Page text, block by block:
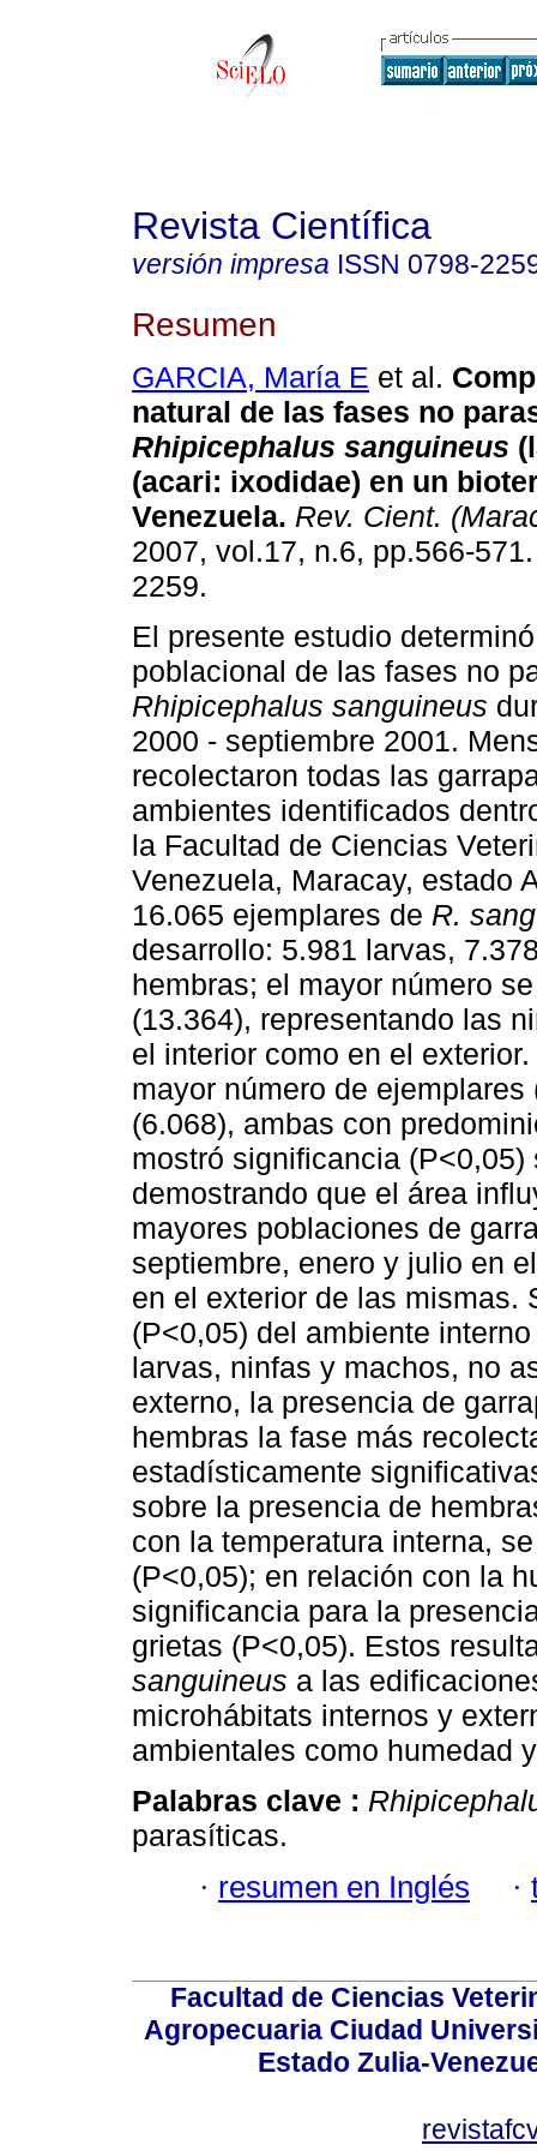
Revista Científica
versión impresa ISSN 0798-
Resumen
GARCIA, María E et al.
natural de las fases no
Rhipicephalus sanguineus
(acari: ixodidae) en un
Venezuela. Rev. Cient.
2007, vol.17, n.6, pp.566-
2259.
El presente estudio
poblacional de las fases no
Rhipicephalus sanguineus
2000 - septiembre 2001.
recolectaron todas las
ambientes identificados
la Facultad de Ciencias
Venezuela, Maracay, estado
16.065 ejemplares de R.
desarrollo: 5.981 larvas,
hembras; el mayor número
(13.364), representando las
el interior como en el
mayor número de
(6.068), ambas con
mostró significancia
demostrando que el área
mayores poblaciones de
septiembre, enero y julio en
en el exterior de las mismas.
(P<0,05) del ambiente
larvas, ninfas y machos, no
externo, la presencia de
hembras la fase más
estadísticamente
sobre la presencia de
con la temperatura interna,
(P<0,05); en relación con la
significancia para la
grietas (P<0,05). Estos
sanguineus a las
microhábitats internos y
ambientales como humedad
Palabras clave :
parasíticas.
· resumen en Inglés ·
Facultad de Ciencias
Agropecuaria Ciudad
Estado Zulia-